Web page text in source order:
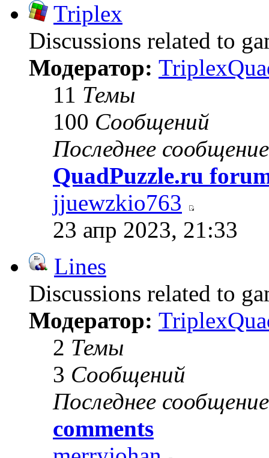
Triplex
Discussions related to
Модератор:
11 Темы
100 Сообщений
Последнее сообщение
QuadPuzzle.ru
jjuewzkio763
23 апр 2023, 21:33
Lines
Discussions related to
Модератор:
2 Темы
3 Сообщений
Последнее сообщение
comments